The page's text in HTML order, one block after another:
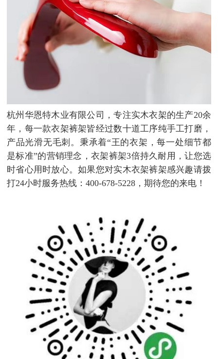
杭州华恩特木业有限公司，专注实木衣架的生产20余
年，每一款衣架裤架皆经过数十道工序纯手工打磨，
产品光滑无毛刺。秉承着“王的衣架，每一处细节都
是标准”的营销理念，衣架裤架3倍持久耐用，让您选
时省心用时放心。如果您对实木衣架裤架感兴趣请拨
打24小时服务热线：400-678-5228，期待您的来电！